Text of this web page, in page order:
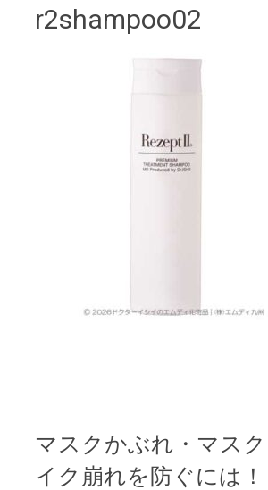
r2shampoo02
マスクかぶれ・マス
イク崩れを防ぐには！